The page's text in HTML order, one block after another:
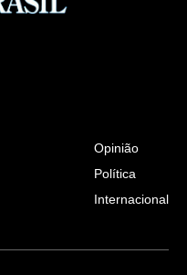
Opinião
Política
Internacional